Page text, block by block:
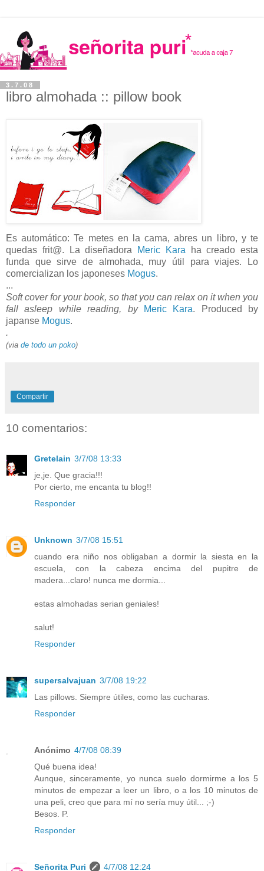
3.7.08
libro almohada :: pillow book
Es automático: Te metes en la cama, abres un libro, y te
quedas frit@. La diseñadora
Meric Kara ha creado esta
funda que sirve de almohada, muy útil para viajes. Lo
comercializan los japoneses Mogus.
...
Soft cover for your book, so that you can relax on it when you
fall asleep while reading, by
Meric Kara. Produced by
japanse Mogus.
.
(via de todo un poko)
Compartir
10 comentarios:
Gretelain 3/7/08 13:33
je,je. Que gracia!!!
Por cierto, me encanta tu blog!!
Responder
Unknown 3/7/08 15:51
cuando era niño nos obligaban a dormir la siesta en la
escuela, con la cabeza encima del pupitre de
madera...claro! nunca me dormia...
estas almohadas serian geniales!
salut!
Responder
supersalvajuan 3/7/08 19:22
Las pillows. Siempre útiles, como las cucharas.
Responder
Anónimo 4/7/08 08:39
Qué buena idea!
Aunque, sinceramente, yo nunca suelo dormirme a los 5
minutos de empezar a leer un libro, o a los 10 minutos de
una peli, creo que para mí no sería muy útil... ;-)
Besos. P.
Responder
Señorita Puri
4/7/08 12:24